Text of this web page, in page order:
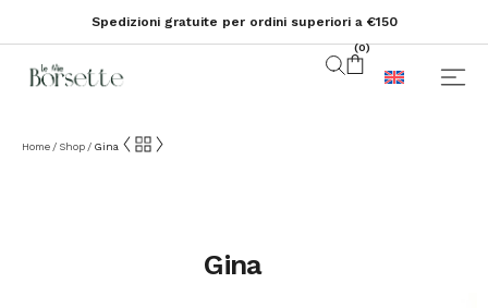
Spedizioni gratuite per ordini superiori a €150
(0)
Home / Shop / Gina
Gina